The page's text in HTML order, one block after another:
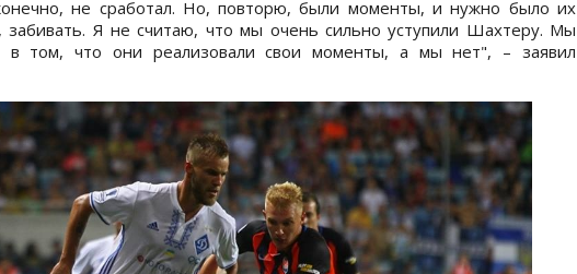
не сработал. Но, повторю, были моменты, и нужно было их
забивать. Я не считаю, что мы очень сильно уступили Шахтеру. Мы
в том, что они реализовали свои моменты, а мы нет", – заявил